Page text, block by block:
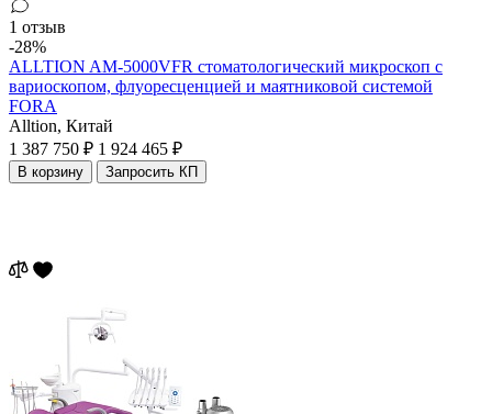
1 отзыв
-28%
ALLTION AM-5000VFR стоматологический микроскоп с
вариоскопом, флуоресценцией и маятниковой системой
FORA
Alltion, Китай
1 387 750 ₽ 1 924 465 ₽
В корзину Запросить КП